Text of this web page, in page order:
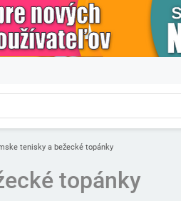
tenisky a bežecké topánky
topánky